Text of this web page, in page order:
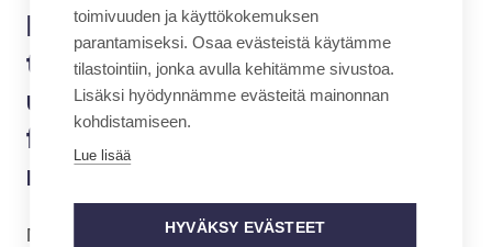
Levottomassa työ­mark­ki­na­
ti­lan­tees­sa ja SOTE-​
uudistuksessa tarvitaan
fysioterapeuttien yhtenäisiä
rivejä
Nyt on erittäin ajankohtaista turvata
toimivuuden ja käyttökokemuksen
parantamiseksi. Osaa evästeistä käytämme
tilastointiin, jonka avulla kehitämme sivustoa.
Lisäksi hyödynnämme evästeitä mainonnan
kohdistamiseen.
Lue lisää
HYVÄKSY EVÄSTEET